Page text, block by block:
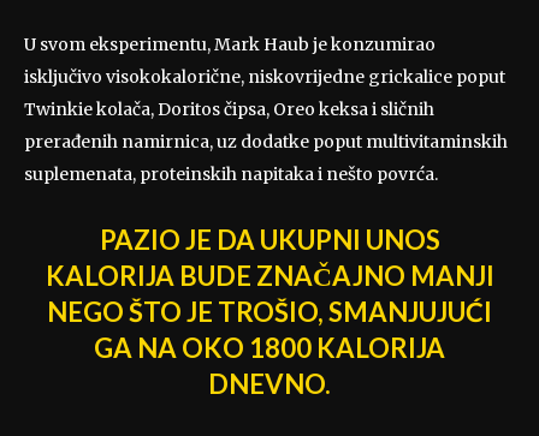
U svom eksperimentu, Mark Haub je konzumirao
isključivo visokokalorične, niskovrijedne grickalice poput
Twinkie kolača, Doritos čipsa, Oreo keksa i sličnih
prerađenih namirnica, uz dodatke poput multivitaminskih
suplemenata, proteinskih napitaka i nešto povrća.
PAZIO JE DA UKUPNI UNOS
KALORIJA BUDE ZNAČAJNO MANJI
NEGO ŠTO JE TROŠIO, SMANJUJUĆI
GA NA OKO 1800 KALORIJA
DNEVNO.